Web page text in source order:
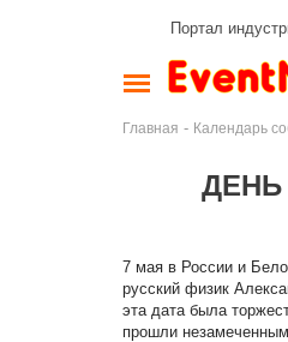
Портал
Главная - Календарь
ДЕНЬ
7 мая в России и
русский физик
эта дата была
прошли